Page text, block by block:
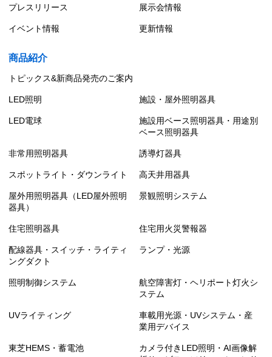
プレスリリース 展示会情報
イベント情報 更新情報
商品紹介
トピックス&新商品発売のご案内
LED照明 施設・屋外照明器具
LED電球
施設用ベース照明器具・用途別
ベース照明器具
非常用照明器具 誘導灯器具
スポットライト・ダウンライト 高天井用器具
屋外用照明器具（LED屋外照明
器具）
景観照明システム
住宅照明器具 住宅用火災警報器
配線器具・スイッチ・ライティ
ングダクト
ランプ・光源
照明制御システム
航空障害灯・ヘリポート灯火シ
ステム
UVライティング
車載用光源・UVシステム・産
業用デバイス
東芝HEMS・蓄電池
カメラ付きLED照明・AI画像解